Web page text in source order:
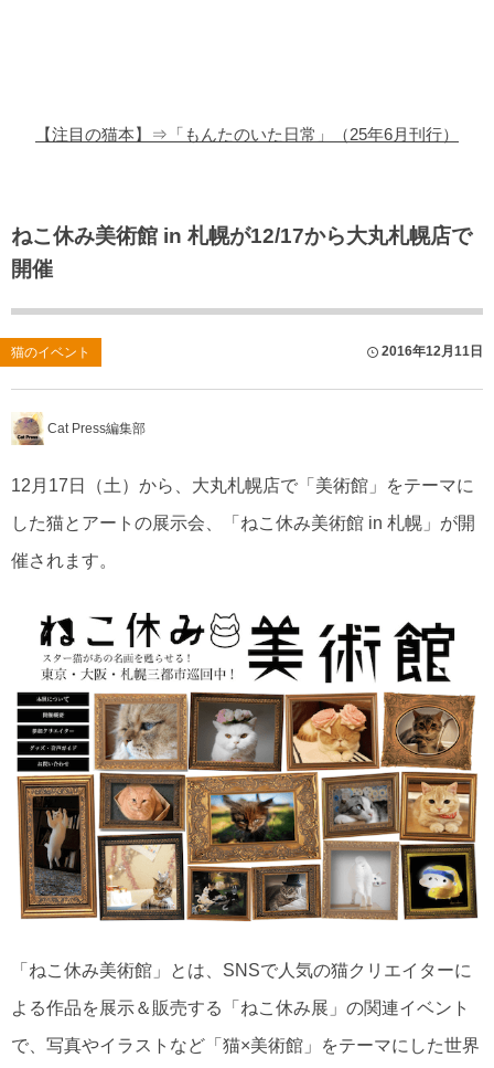
【注目の猫本】⇒「もんたのいた日常」（25年6月刊行）
ねこ休み美術館 in 札幌が12/17から大丸札幌店で
開催
猫のイベント 2016年12月11日
Cat Press編集部
12月17日（土）から、大丸札幌店で「美術館」をテーマに
した猫とアートの展示会、「ねこ休み美術館 in 札幌」が開
催されます。
「ねこ休み美術館」とは、SNSで人気の猫クリエイターに
よる作品を展示＆販売する「ねこ休み展」の関連イベント
で、写真やイラストなど「猫×美術館」をテーマにした世界
猫のゲーム・アプリ
猫のフリー写真素材